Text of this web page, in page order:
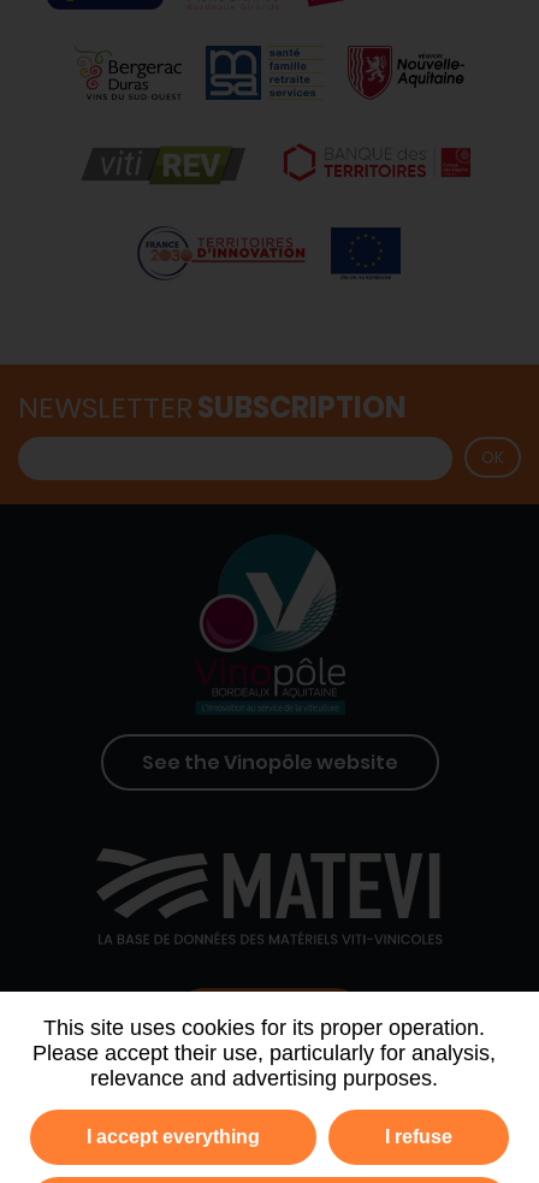
This site uses cookies for its proper operation.
Please accept their use, particularly for analysis,
relevance and advertising purposes.
I accept everything I refuse
NEWSLETTERSUBSCRIPTION
See the Vinopôle website
Contact us
WHO WE ARE AGENDA
PARTNERS
NEWSLETTER ARCHIVE